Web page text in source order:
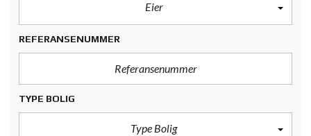
Eier
REFERANSENUMMER
TYPE BOLIG
Type Bolig